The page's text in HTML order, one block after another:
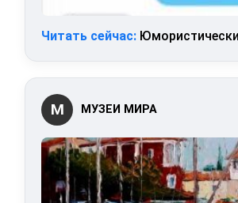
Читать сейчас:
М МУЗЕИ МИРА